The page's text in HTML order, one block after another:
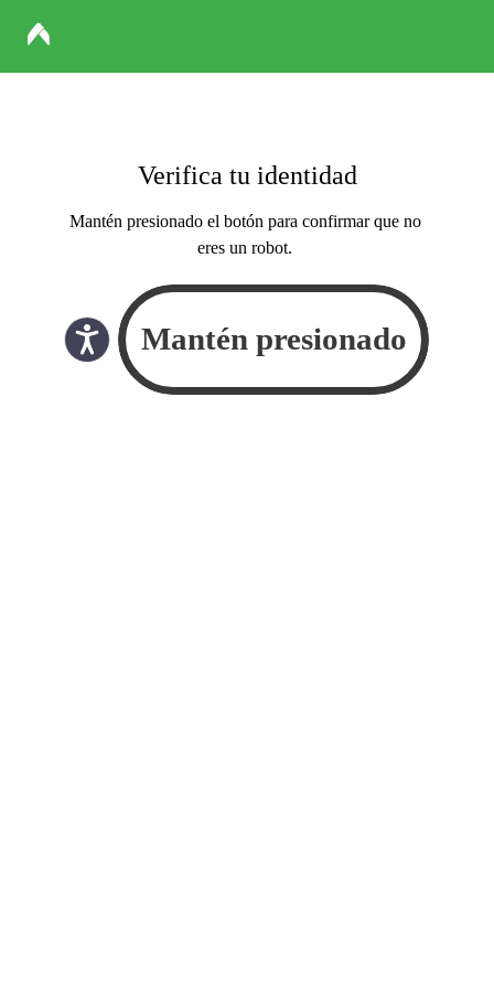
Verifica tu identidad
Mantén presionado el botón para confirmar que no
eres un robot.